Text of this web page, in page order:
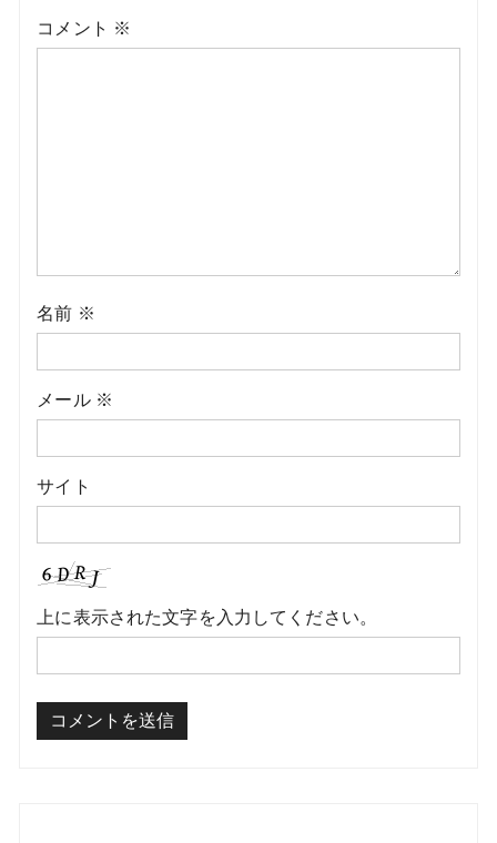
コメント ※
名前 ※
メール ※
サイト
上に表示された文字を入力してください。